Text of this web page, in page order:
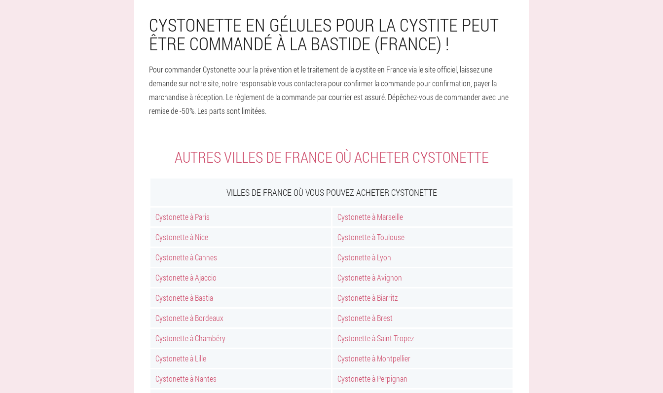
CYSTONETTE EN GÉLULES POUR LA CYSTITE PEUT
ÊTRE COMMANDÉ À LA BASTIDE (FRANCE) !
Pour commander Cystonette pour la prévention et le traitement de la cystite en France via le site officiel, laissez une
demande sur notre site, notre responsable vous contactera pour confirmer la commande pour confirmation, payer la
marchandise à réception. Le règlement de la commande par courrier est assuré. Dépêchez-vous de commander avec une
remise de -50%. Les parts sont limitées.
AUTRES VILLES DE FRANCE OÙ ACHETER CYSTONETTE
VILLES DE FRANCE OÙ VOUS POUVEZ ACHETER CYSTONETTE
Cystonette à Paris
Cystonette à Marseille
Cystonette à Nice
Cystonette à Toulouse
Cystonette à Cannes
Cystonette à Lyon
Cystonette à Ajaccio
Cystonette à Avignon
Cystonette à Bastia
Cystonette à Biarritz
Cystonette à Bordeaux
Cystonette à Brest
Cystonette à Chambéry
Cystonette à Saint Tropez
Cystonette à Lille
Cystonette à Montpellier
Cystonette à Nantes
Cystonette à Perpignan